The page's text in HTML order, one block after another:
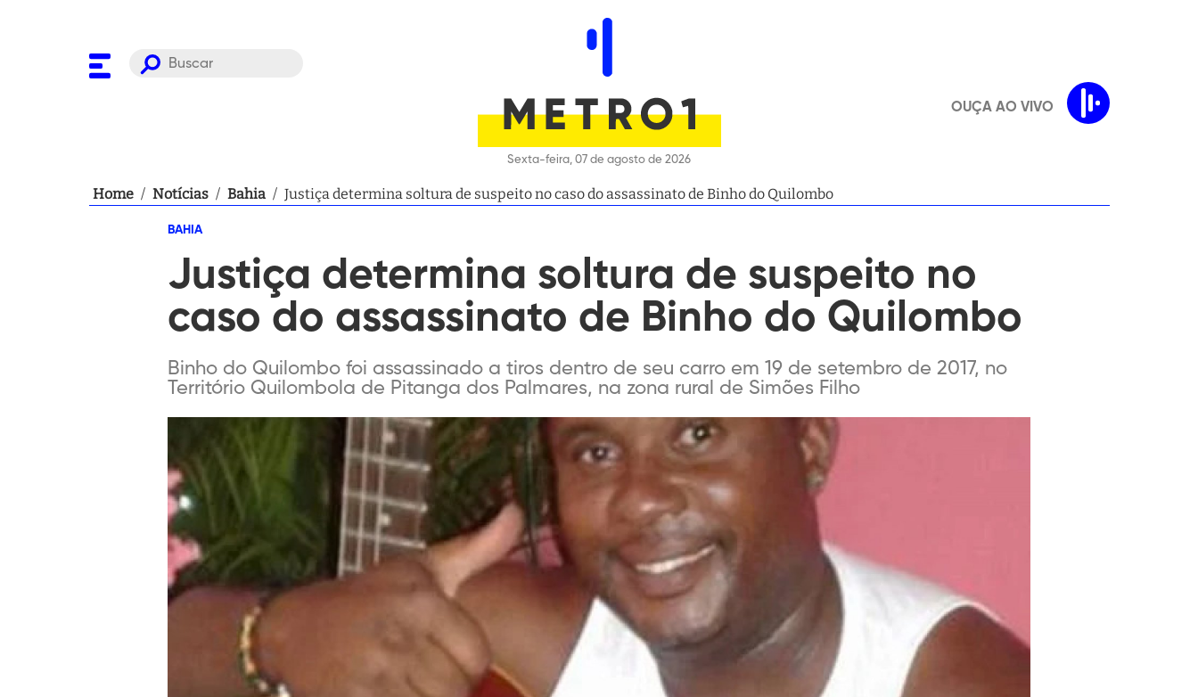
Sexta-feira, 07 de agosto de 2026
OUÇA AO VIVO
Home / Notícias / Bahia / Justiça determina soltura de suspeito no caso do assassinato de Binho do Quilombo
BAHIA
Justiça determina soltura de suspeito no
caso do assassinato de Binho do Quilombo
Binho do Quilombo foi assassinado a tiros dentro de seu carro em 19 de setembro de 2017, no
Território Quilombola de Pitanga dos Palmares, na zona rural de Simões Filho